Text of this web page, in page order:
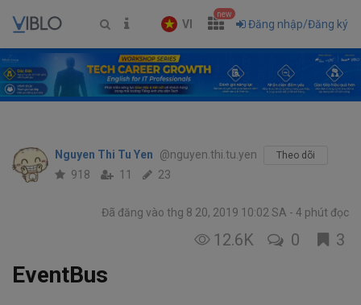
VI
new
Đăng nhập/Đăng ký
Nguyen Thi Tu Yen @nguyen.thi.tu.yen Theo dõi
918 11 23
Đã đăng vào thg 8 20, 2019 10:02 SA 4 phút đọc
12.6K 0 3
EventBus